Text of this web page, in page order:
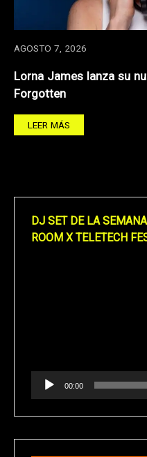
AGOSTO 7, 2026
Lorna James lanza su
Forgotten
LEER MÁS
DJ SET DE LA
ROOM X TELETECH
00:00